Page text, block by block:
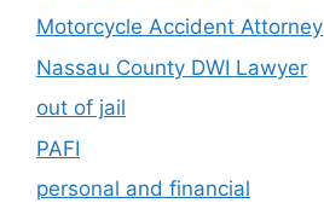
Motorcycle Accident Attorney
Nassau County DWI Lawyer
out of jail
PAFI
personal and financial